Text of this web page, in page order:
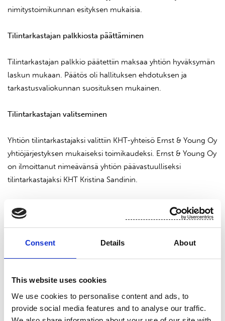
Consent Details About
This website uses cookies
We use cookies to personalise content and ads, to
provide social media features and to analyse our traffic.
nimitystoimikunnan esityksen mukaisia.
Tilintarkastajan palkkiosta päättäminen
Tilintarkastajan palkkio päätettiin maksaa yhtiön hyväksymän
laskun mukaan. Päätös oli hallituksen ehdotuksen ja
tarkastusvaliokunnan suosituksen mukainen.
Tilintarkastajan valitseminen
Yhtiön tilintarkastajaksi valittiin KHT-yhteisö Ernst & Young Oy
yhtiöjärjestyksen mukaiseksi toimikaudeksi. Ernst & Young Oy
on ilmoittanut nimeävänsä yhtiön päävastuulliseksi
tilintarkastajaksi KHT Kristina Sandinin.
Päätös oli hallituksen ehdotuksen ja tarkastusvaliokunnan
suosituksen mukainen.
Hallituksen valtuuttaminen päättämään omien osakkeiden
hankkimisesta
omien osakkeiden hankkimisesta seuraavin ehdoin: